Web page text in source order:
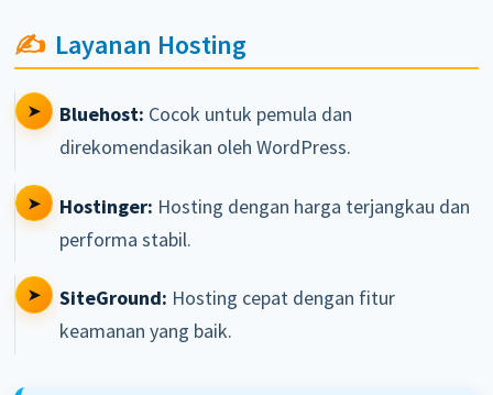
Layanan Hosting
Bluehost: Cocok untuk pemula dan
direkomendasikan oleh WordPress.
Hostinger: Hosting dengan harga terjangkau dan
performa stabil.
SiteGround: Hosting cepat dengan fitur
keamanan yang baik.